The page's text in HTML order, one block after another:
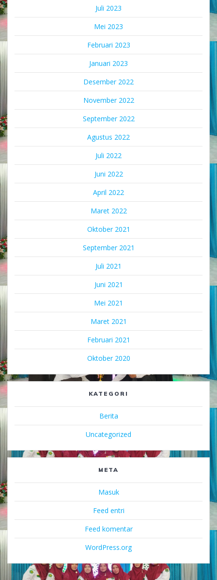
Juli 2023
Mei 2023
Februari 2023
Januari 2023
Desember 2022
November 2022
September 2022
Agustus 2022
Juli 2022
Juni 2022
April 2022
Maret 2022
Oktober 2021
September 2021
Juli 2021
Juni 2021
Mei 2021
Maret 2021
Februari 2021
Oktober 2020
KATEGORI
Berita
Uncategorized
META
Masuk
Feed entri
Feed komentar
WordPress.org